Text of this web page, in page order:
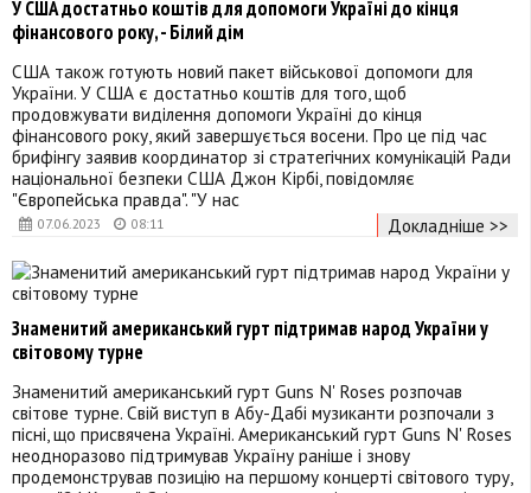
07.06.2023 08:11
У США достатньо коштів для допомоги Україні до кінця
фінансового року, - Білий дім
США також готують новий пакет військової допомоги для
України. У США є достатньо коштів для того, щоб
продовжувати виділення допомоги Україні до кінця
фінансового року, який завершується восени. Про це під час
брифінгу заявив координатор зі стратегічних комунікацій Ради
національної безпеки США Джон Кірбі, повідомляє
"Європейська правда". "У нас
Докладніше >>
Знаменитий американський гурт підтримав народ України у
світовому турне
Знаменитий американський гурт Guns N' Roses розпочав
світове турне. Свій виступ в Абу-Дабі музиканти розпочали з
пісні, що присвячена Україні. Американський гурт Guns N' Roses
неодноразово підтримував Україну раніше і знову
продемонстрував позицію на першому концерті світового туру,